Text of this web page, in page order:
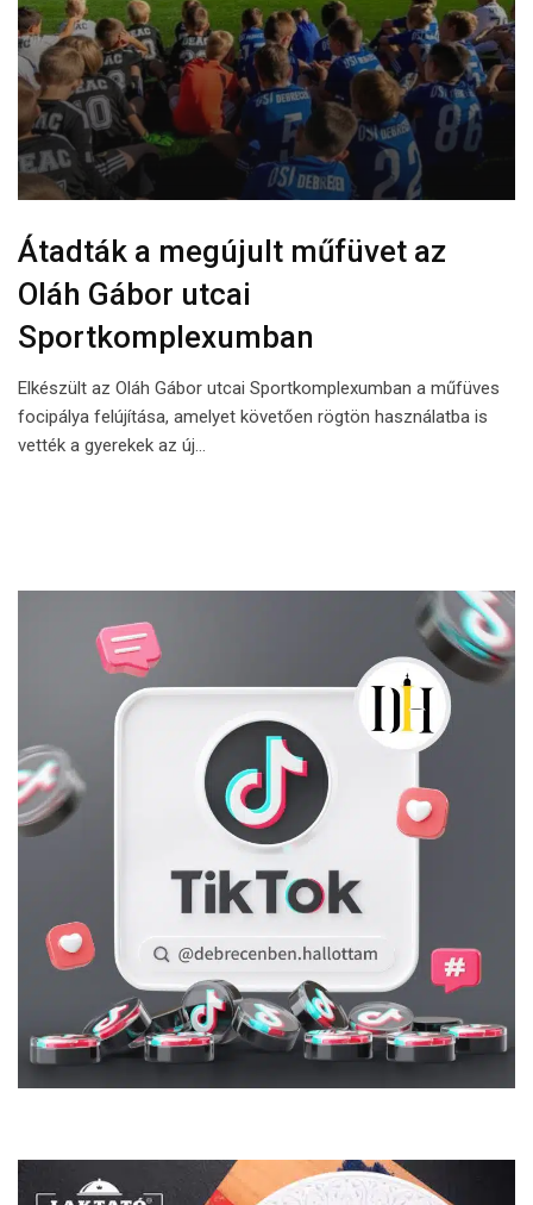
Átadták a megújult műfüvet az
Oláh Gábor utcai
Sportkomplexumban
Elkészült az Oláh Gábor utcai Sportkomplexumban a műfüves
focipálya felújítása, amelyet követően rögtön használatba is
vették a gyerekek az új…